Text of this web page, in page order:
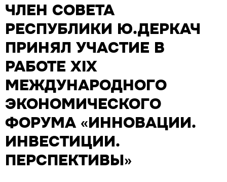
ЧЛЕН СОВЕТА
РЕСПУБЛИКИ Ю.ДЕРКАЧ
ПРИНЯЛ УЧАСТИЕ В
РАБОТЕ XIX
МЕЖДУНАРОДНОГО
ЭКОНОМИЧЕСКОГО
ФОРУМА «ИННОВАЦИИ.
ИНВЕСТИЦИИ.
ПЕРСПЕКТИВЫ»